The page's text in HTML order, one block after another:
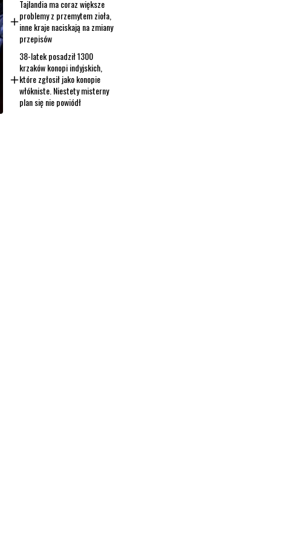
Tajlandia ma coraz większe
problemy z przemytem zioła,
inne kraje naciskają na zmiany
przepisów
38-latek posadził 1300
krzaków konopi indyjskich,
które zgłosił jako konopie
włókniste. Niestety misterny
plan się nie powiódł